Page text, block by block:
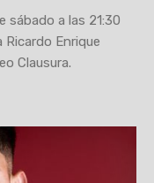
sábado a las 21:30
Enrique
Clausura.